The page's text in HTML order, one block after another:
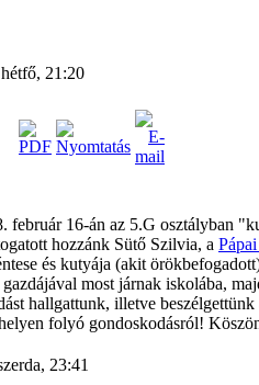
21:20
február 16-án az 5.G osztályban
hozzánk Sütő Szilvia, a
és kutyája (akit
gazdájával most járnak iskolába,
hallgattunk, illetve beszélgettünk
folyó gondoskodásról!
23:41